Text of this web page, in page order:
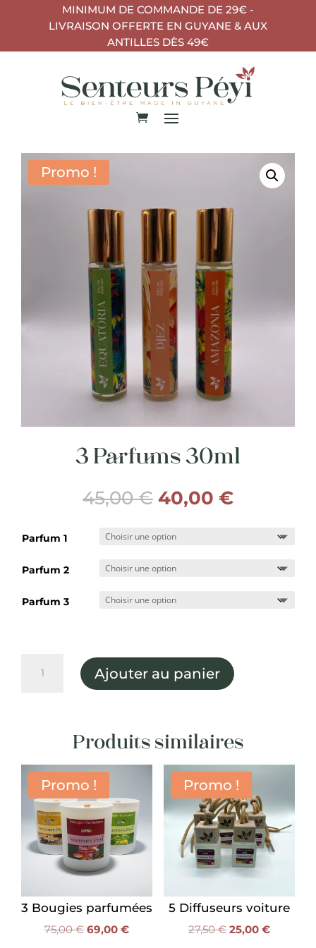
MINIMUM DE COMMANDE DE 29€ -
LIVRAISON OFFERTE EN GUYANE & AUX
ANTILLES DÈS 49€
Promo !
3 Parfums 30ml
45,00€ Le
prix
initial
était :
45,00 €.
40,00 €Le
actuel
40,00 €.
Parfum 1
Parfum 2
Parfum 3
Ajouter au panier
Produits similaires
Promo !
3 Bougies parfumées
75,00€ Le
69,00€Le
Promo !
5 Diffuseurs voiture
27,50€ Le
25,00 €Le